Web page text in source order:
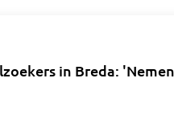
in Breda: